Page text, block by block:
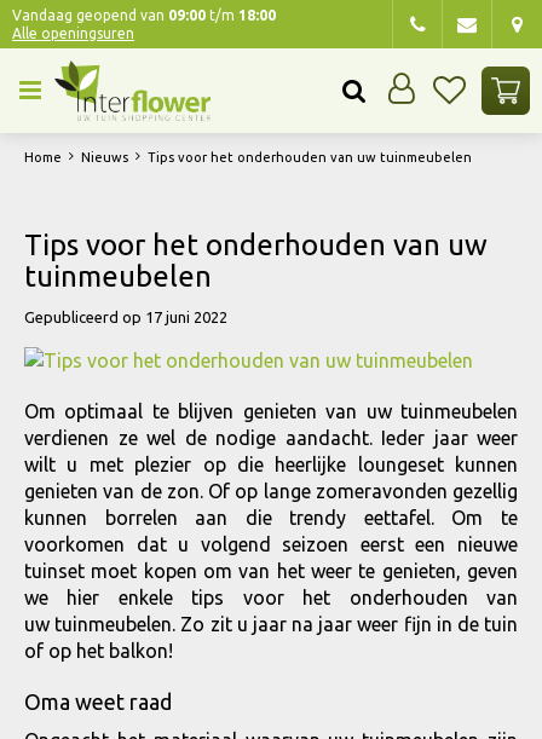
Home Nieuws Tips voor het onderhouden van uw tuinmeubelen
Vandaag geopend van 09:00 t/m 18:00
Alle openingsuren
Tips voor het onderhouden van uw
tuinmeubelen
Gepubliceerd op 17 juni 2022
Om optimaal te blijven genieten van uw tuinmeubelen
verdienen ze wel de nodige aandacht. Ieder jaar weer
wilt u met plezier op die heerlijke loungeset kunnen
genieten van de zon. Of op lange zomeravonden gezellig
kunnen borrelen aan die trendy eettafel. Om te
voorkomen dat u volgend seizoen eerst een nieuwe
tuinset moet kopen om van het weer te genieten, geven
we hier enkele tips voor het onderhouden van
uw tuinmeubelen. Zo zit u jaar na jaar weer fijn in de tuin
of op het balkon!
Oma weet raad